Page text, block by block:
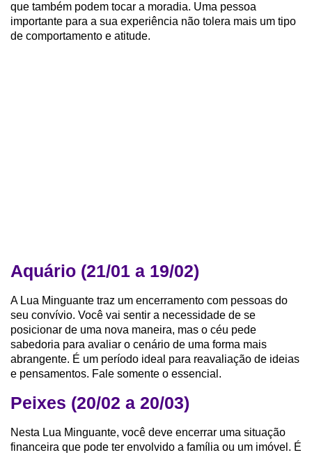
que também podem tocar a moradia. Uma pessoa
importante para a sua experiência não tolera mais um tipo
de comportamento e atitude.
Aquário (21/01 a 19/02)
A Lua Minguante traz um encerramento com pessoas do
seu convívio. Você vai sentir a necessidade de se
posicionar de uma nova maneira, mas o céu pede
sabedoria para avaliar o cenário de uma forma mais
abrangente. É um período ideal para reavaliação de ideias
e pensamentos. Fale somente o essencial.
Peixes (20/02 a 20/03)
Nesta Lua Minguante, você deve encerrar uma situação
financeira que pode ter envolvido a família ou um imóvel. É